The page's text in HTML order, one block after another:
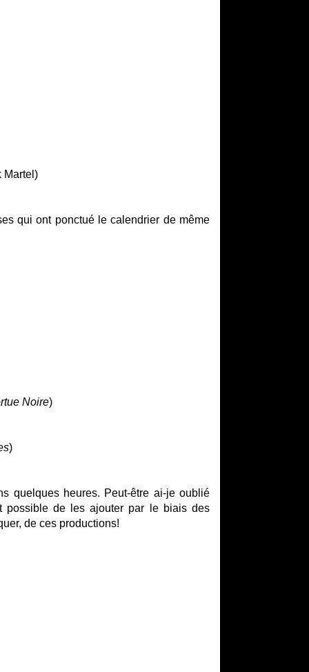
Martel)
qui ont ponctué le calendrier de même
Noire)
)
quelques heures. Peut-être ai-je oublié
possible de les ajouter par le biais des
de ces productions!